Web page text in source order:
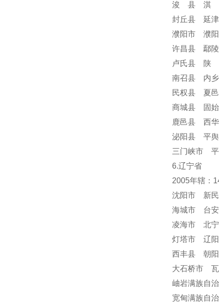
浚 县 淇
封丘县 延
濮阳市 濮
许昌县 鄢
卢氏县 陕
南召县 内
民权县 夏
商城县 固
鹿邑县 西
泌阳县 平
三门峡市
6.辽宁省
2005年辖：
沈阳市 新
海城市 台
凌海市 北
灯塔市 辽
西丰县 朝
大石桥市
岫岩满族自
宽甸满族自